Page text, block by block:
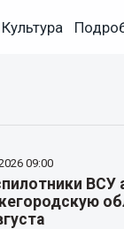
Культура
09:00
ВСУ